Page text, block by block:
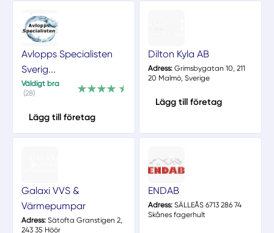
Avlopps Specialisten
Sverig...
Väldigt bra
(28)
Lägg till företag
Dilton Kyla AB
Adress:Grimsbygatan 10, 211
20 Malmö, Sverige
Lägg till företag
Galaxi VVS &
Värmepumpar
Adress:Sätofta Granstigen 2,
243 35 Höör
ENDAB
Adress:SÄLLEÅS 6713 286 74
Skånes fagerhult